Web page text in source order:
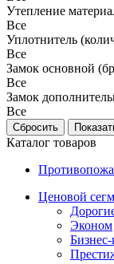
Утепление
Все
Уплотнитель
Все
Замок основной
Все
Замок
Все
Каталог товаров
Ценовой
Эконом
Бизнес-